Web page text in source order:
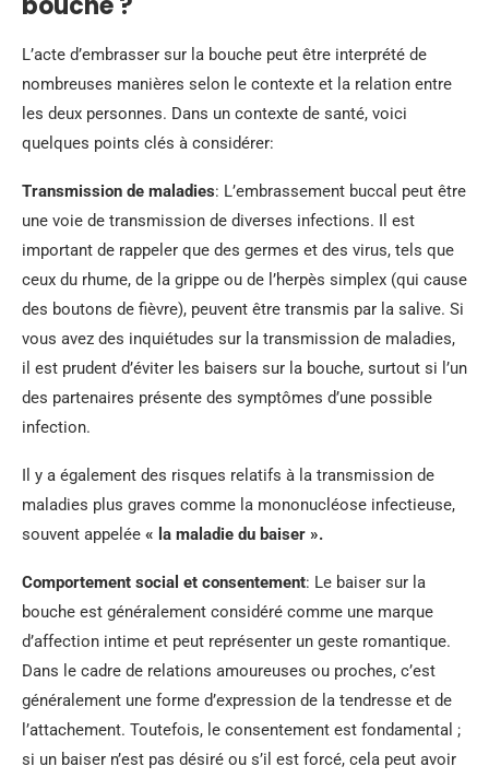
L’acte d’embrasser sur la bouche peut être interprété de
nombreuses manières selon le contexte et la relation entre
les deux personnes. Dans un contexte de santé, voici
quelques points clés à considérer:
Transmission de maladies: L’embrassement buccal peut être
une voie de transmission de diverses infections. Il est
important de rappeler que des germes et des virus, tels que
ceux du rhume, de la grippe ou de l’herpès simplex (qui cause
des boutons de fièvre), peuvent être transmis par la salive. Si
vous avez des inquiétudes sur la transmission de maladies,
il est prudent d’éviter les baisers sur la bouche, surtout si l’un
des partenaires présente des symptômes d’une possible
infection.
Il y a également des risques relatifs à la transmission de
maladies plus graves comme la mononucléose infectieuse,
souvent appelée « la maladie du baiser ».
Comportement social et consentement: Le baiser sur la
bouche est généralement considéré comme une marque
d’affection intime et peut représenter un geste romantique.
Dans le cadre de relations amoureuses ou proches, c’est
généralement une forme d’expression de la tendresse et de
l’attachement. Toutefois, le consentement est fondamental ;
si un baiser n’est pas désiré ou s’il est forcé, cela peut avoir